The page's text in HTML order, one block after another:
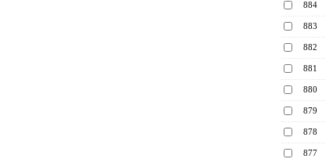
884
883
882
881
880
879
878
877